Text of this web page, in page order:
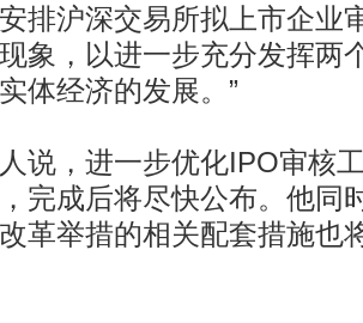
排沪深交易所拟上市企业
象，以进一步充分发挥两
体经济的发展。”
，进一步优化IPO审核工
完成后将尽快公布。他同
革举措的相关配套措施也